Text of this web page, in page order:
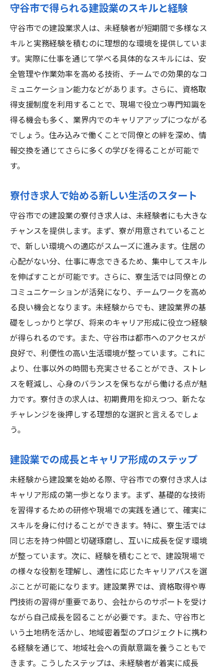
守谷市で得られる建設業のスキルと経験
守谷市での建設業求人は、未経験者が短期間で多様なス
キルと実務経験を積むのに理想的な環境を提供していま
す。実際に仕事を通じて学べる具体的なスキルには、安
全管理や作業効率を高める技術、チームでの効果的なコ
ミュニケーション能力などがあります。さらに、資格取
得支援制度を利用することで、現場で役立つ専門知識を
得る機会も多く、業界内でのキャリアアップにつながる
でしょう。住み込みで働くことで同僚との絆を深め、情
報交換を通じてさらに多くの学びを得ることが可能で
す。
寮付き求人で始める新しい生活のスタート
守谷市での建設業の寮付き求人は、未経験者にも大きな
チャンスを提供します。まず、寮が用意されていること
で、新しい環境への適応がスムーズに進みます。住居の
心配がない分、仕事に専念できるため、集中してスキル
を伸ばすことが可能です。さらに、寮生活では同僚との
コミュニケーションが活発になり、チームワークを高め
る良い機会となります。未経験からでも、建設業界の基
礎をしっかりと学び、将来のキャリア形成に役立つ経験
が得られるのです。また、守谷市は都市へのアクセスが
良好で、利便性の高い生活環境が整っています。これに
より、仕事以外の時間も充実させることができ、ストレ
スを軽減し、心身のバランスを保ちながら働ける点が魅
力です。寮付きの求人は、初期費用を抑えつつ、新たな
チャレンジを後押しする理想的な選択と言えるでしょ
う。
建設業での成長とキャリア形成のステップ
未経験から建設業を始める際、守谷市での寮付き求人は
キャリア形成の第一歩となります。まず、基礎的な技術
を習得するための研修や現場での実践を通じて、確実に
スキルを身に付けることができます。特に、寮生活では
同じ志を持つ仲間と切磋琢磨し、互いに成長を促す環境
が整っています。次に、経験を積むことで、建設現場で
の様々な役割を理解し、適性に応じたキャリアパスを選
ぶことが可能になります。建設業界では、資格取得や専
門技術の習得が重要であり、会社からのサポートを受け
ながら自己成長を図ることが必要です。また、守谷市と
いう土地柄を活かし、地域密着型のプロジェクトに携わ
る経験を通じて、地域社会への貢献意識を養うこともで
きます。こうしたステップは、未経験者が着実に成長